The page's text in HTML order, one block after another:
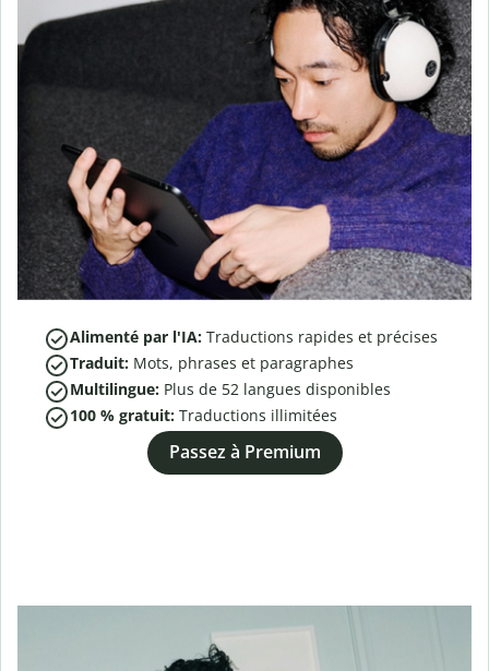
Alimenté par l'IA: Traductions rapides et précises
Traduit: Mots, phrases et paragraphes
Multilingue: Plus de 52 langues disponibles
100 % gratuit: Traductions illimitées
Passez à Premium